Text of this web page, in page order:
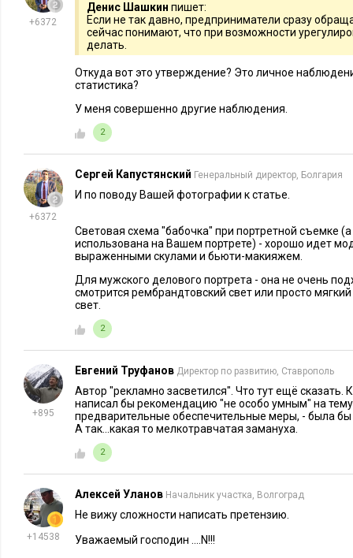
+6372
Денис Шашкин пишет:
Если не так давно, предприниматели сразу
сейчас понимают, что при возможности
делать.
Откуда вот это утверждение? Это личное
статистика?
У меня совершенно другие наблюдения.
2
+6372
Сергей Капустянский Генеральный директор, Болгария
И по поводу Вашей фотографии к статье.
Световая схема "бабочка" при портретной съемке
использована на Вашем портрете) - хорошо идет
выраженными скулами и бьюти-макияжем.
Для мужского делового портрета - она не очень
смотрится рембрандтовский свет или просто
свет.
2
+895
Евгений Труфанов Директор по развитию, Ставрополь
Автор "рекламно засветился". Что тут ещё сказать.
написал бы рекомендацию "не особо умным" на
предварительные обеспечительные меры, - была
А так...какая то мелкотравчатая замануха.
2
+14538
Алексей Уланов Начальник участка, Волгоград
Не вижу сложности написать претензию.
Уважаемый господин ....N!!!